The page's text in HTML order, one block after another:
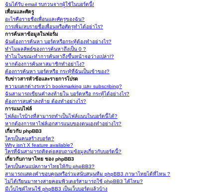
ฉันได้รับ email รบกวนจากผู้ใช้ในบอร์ดนี้!
เพื่อนและศัตรู
อะไรคือรายชื่อเพื่อนและศัตรูของฉัน?
การเพิ่ม/ลบรายชื่อเพื่อนหรือศัตรูทำได้อย่าไร?
การค้นหาข้อมูลในฟอรั่ม
ฉันต้องการค้นหา บอร์ดหรือกระทู้ต้องทำอย่างไร?
ทำไมผลลัพธ์ของการค้นหาถึงเป็น 0 ?
ทำไมในขณะทำการค้นหาถึงขึ้นหน้าจอว่างเปล่า!?
หากต้องการค้นหาสมาชิกทำอย่าไง?
ต้องการค้นหา บอร์ดหรือ กระทู้ที่ฉันเป็นเข้าของ?
รับข่าวสารหัวข้อและรายการโปรด
ความแตกต่างระหว่า bookmarking และ subscribing?
ฉันสามารถเขียนคำลงท้ายใน บอร์ดหรือ กระทู้ได้อย่างไร?
ต้องการลบคำลงท้าย ต้องทำอย่างไร?
การแนบไฟล์
ไฟล์อะไรบ้างที่สามารถทำเป็นไฟล์แนบในบอร์ดนี้ได้?
หากต้องการหาไฟล์เอกสารแนบของตนเองทำอย่างไร?
เกี่ยวกับ phpBB3
ใครเป็นคนสร้างบอร์ด?
Why isn’t X feature available?
ใครที่ฉันสามารถติดต่อสอบถามข้อมูลเกี่ยวกับบอร์ดนี้?
เกี่ยวกับภาษาไทย ของ phpBB3
ใครเป็นคนแปลภาษาไทยให้กับ phpBB3?
สามารถแสดงคำขอบคุณหรือร่วมสนับสนุนทีม phpBB3 ภาษาไทยได้ที่ไหน ?
ไม่ได้เรียนมาทางสายคอมพิวเตอร์สามารถใช้ phpBB3 ได้ไหม?
มีเว็บไซต์ไหนใช้ phpBB3 เป็นเว็บบอร์ดแล้วบ้าง